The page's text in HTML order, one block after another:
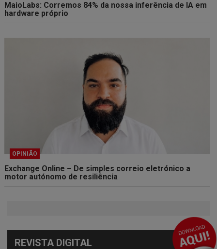
MaioLabs: Corremos 84% da nossa inferência de IA em
hardware próprio
OPINIÃO
Exchange Online – De simples correio eletrónico a
motor autónomo de resiliência
REVISTA DIGITAL